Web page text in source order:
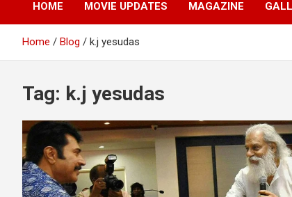
HOME MOVIE UPDATES MAGAZINE
Home Blog k.j yesudas
Tag: k.j yesudas